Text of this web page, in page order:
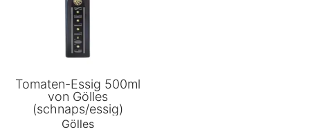
Tomaten-Essig 500ml
von Gölles
(schnaps/essig)
Gölles